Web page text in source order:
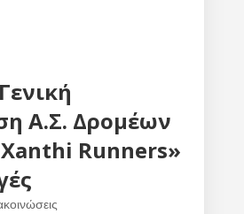
Α.Σ. Δρομέων
Runners»